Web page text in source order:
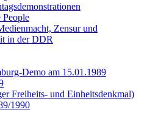
People
Zensur und
in der DDR
Demo am 15.01.1989
Freiheits- und Einheitsdenkmal)
1990